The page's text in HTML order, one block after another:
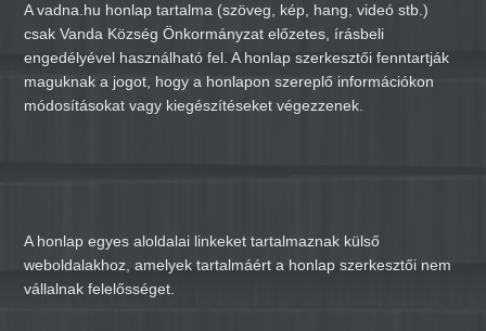
A vadna.hu honlap tartalma (szöveg, kép, hang, videó stb.)
csak Vanda Község Önkormányzat előzetes, írásbeli
engedélyével használható fel. A honlap szerkesztői fenntartják
maguknak a jogot, hogy a honlapon szereplő információkon
módosításokat vagy kiegészítéseket végezzenek.
A honlap egyes aloldalai linkeket tartalmaznak külső
weboldalakhoz, amelyek tartalmáért a honlap szerkesztői nem
vállalnak felelősséget.